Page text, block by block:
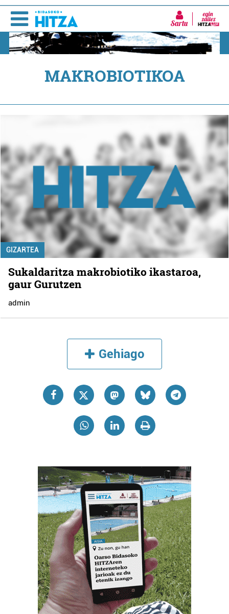
Sartu
MAKROBIOTIKOA
GIZARTEA
Sukaldaritza makrobiotiko ikastaroa,
gaur Gurutzen
admin
Gehiago